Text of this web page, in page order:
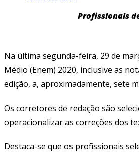
Profissionais
Na última segunda-feira, 29 de
Médio (Enem) 2020, inclusive as
edição, a, aproximadamente, sete
Os corretores de redação são
operacionalizar as correções dos
Destaca-se que os profissionais